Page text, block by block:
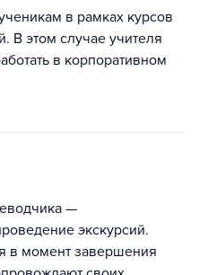
в рамках курсов
В этом случае учителя
в корпоративном
—
экскурсий.
в момент завершения